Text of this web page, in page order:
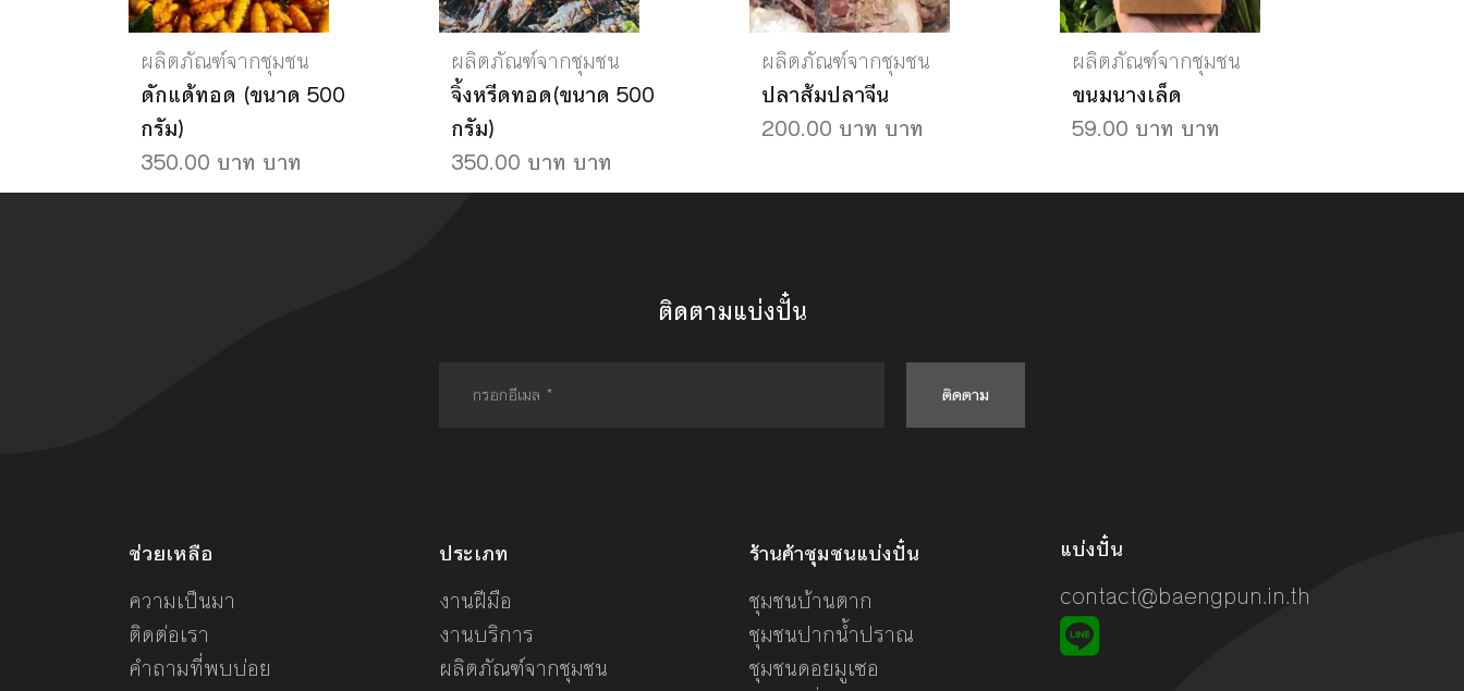
ผลิตภัณฑ์จากชุมชน
ดักแด้ทอด (ขนาด 500
กรัม)
350.00 บาท บาท
ผลิตภัณฑ์จากชุมชน
จิ้งหรีดทอด(ขนาด 500
กรัม)
350.00 บาท บาท
ผลิตภัณฑ์จากชุมชน
ปลาส้มปลาจีน
200.00 บาท บาท
ผลิตภัณฑ์จากชุมชน
ขนมนางเล็ด
59.00 บาท บาท
ติดตามแบ่งปั๋น
ติดตาม
ช่วยเหลือ
ความเป็นมา
ติดต่อเรา
คำถามที่พบบ่อย
ประเภท
งานฝีมือ
งานบริการ
ผลิตภัณฑ์จากชุมชน
ร้านค้าชุมชนแบ่งปั๋น
ชุมชนบ้านตาก
ชุมชนปากน้ำปราณ
ชุมชนดอยมูเซอ
แบ่งปั๋น
contact@baengpun.in.th